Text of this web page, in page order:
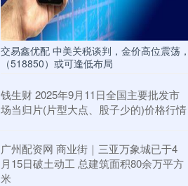
交易鑫优配 中美关税谈判，金价高位震荡
（518850）或可逢低布局
钱生财 2025年9月11日全国主要批发市
场当归片(片型大点、股子少的)价格行情
广州配资网 商业街｜三亚万象城已于4
月15日破土动工 总建筑面积80余万平方
米